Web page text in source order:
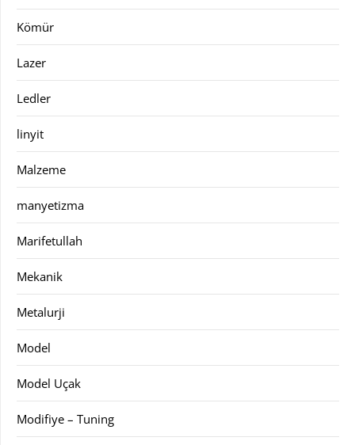
Kömür
Lazer
Ledler
linyit
Malzeme
manyetizma
Marifetullah
Mekanik
Metalurji
Model
Model Uçak
Modifiye – Tuning